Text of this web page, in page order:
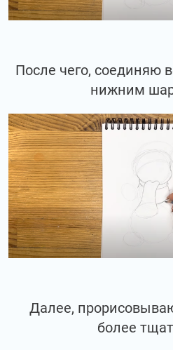
После чего, соединяю
нижним
Далее,
более